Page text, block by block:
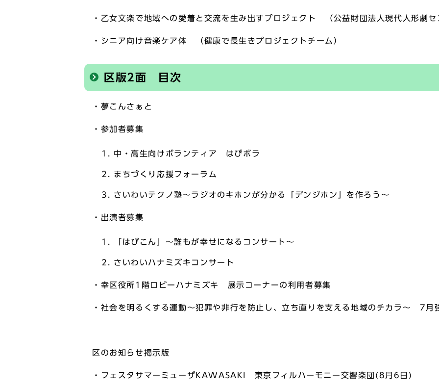
・乙女文楽で地域への愛着と交流を生み出すプロジェクト （公益財団法人現代人形劇セ
・シニア向け音楽ケア体 （健康で長生きプロジェクトチーム）
区版2面 目次
・夢こんさぁと
・参加者募集
中・高生向けボランティア はぴボラ
まちづくり応援フォーラム
さいわいテクノ塾～ラジオのキホンが分かる「デンジホン」を作ろう～
・出演者募集
「はぴこん」～誰もが幸せになるコンサート～
さいわいハナミズキコンサート
・幸区役所1階ロビーハナミズキ 展示コーナーの利用者募集
・社会を明るくする運動～犯罪や非行を防止し、立ち直りを支える地域のチカラ～ 7月
区のお知らせ掲示版
・フェスタサマーミューザKAWASAKI 東京フィルハーモニー交響楽団(8月6日)